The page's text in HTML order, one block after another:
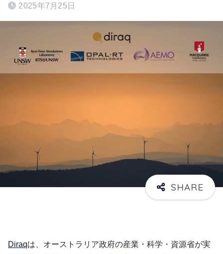
2025年7月25日
Diraqは、オーストラリア政府の産業・科学・資源省が実